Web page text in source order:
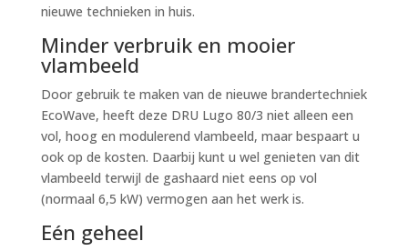
nieuwe technieken in huis.
Minder verbruik en mooier
vlambeeld
Door gebruik te maken van de nieuwe brandertechniek
EcoWave, heeft deze DRU Lugo 80/3 niet alleen een
vol, hoog en modulerend vlambeeld, maar bespaart u
ook op de kosten. Daarbij kunt u wel genieten van dit
vlambeeld terwijl de gashaard niet eens op vol
(normaal 6,5 kW) vermogen aan het werk is.
Eén geheel